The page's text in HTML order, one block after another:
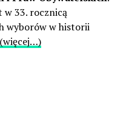
w 33. rocznicą
wyborów w historii
(więcej…)